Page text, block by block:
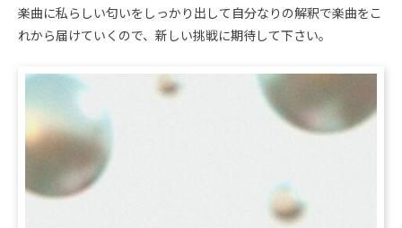
楽曲に私らしい匂いをしっかり出して自分なりの解釈で楽曲をこ
れから届けていくので、新しい挑戦に期待して下さい。